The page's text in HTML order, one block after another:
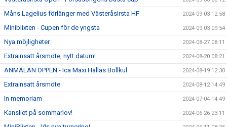
Måns Lagelius förlänger med VästeråsIrsta HF 2024-09-03 12:58
Miniblixten - Cupen för de yngsta 2024-09-03 09:54
Nya möjligheter 2024-08-27 08:11
Extrainsatt årsmöte, nytt datum! 2024-08-20 08:21
ANMÄLAN ÖPPEN - Ica Maxi Hällas Bollkul 2024-08-19 12:30
Extrainsatt årsmöte 2024-08-12 14:49
In memoriam 2024-07-04 14:49
Kansliet på sommarlov! 2024-06-26 23:11